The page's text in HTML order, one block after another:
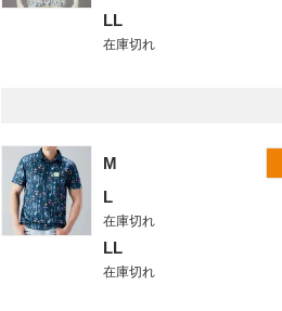
ネイビー
LL
在庫切れ
M
L
在庫切れ
LL
在庫切れ